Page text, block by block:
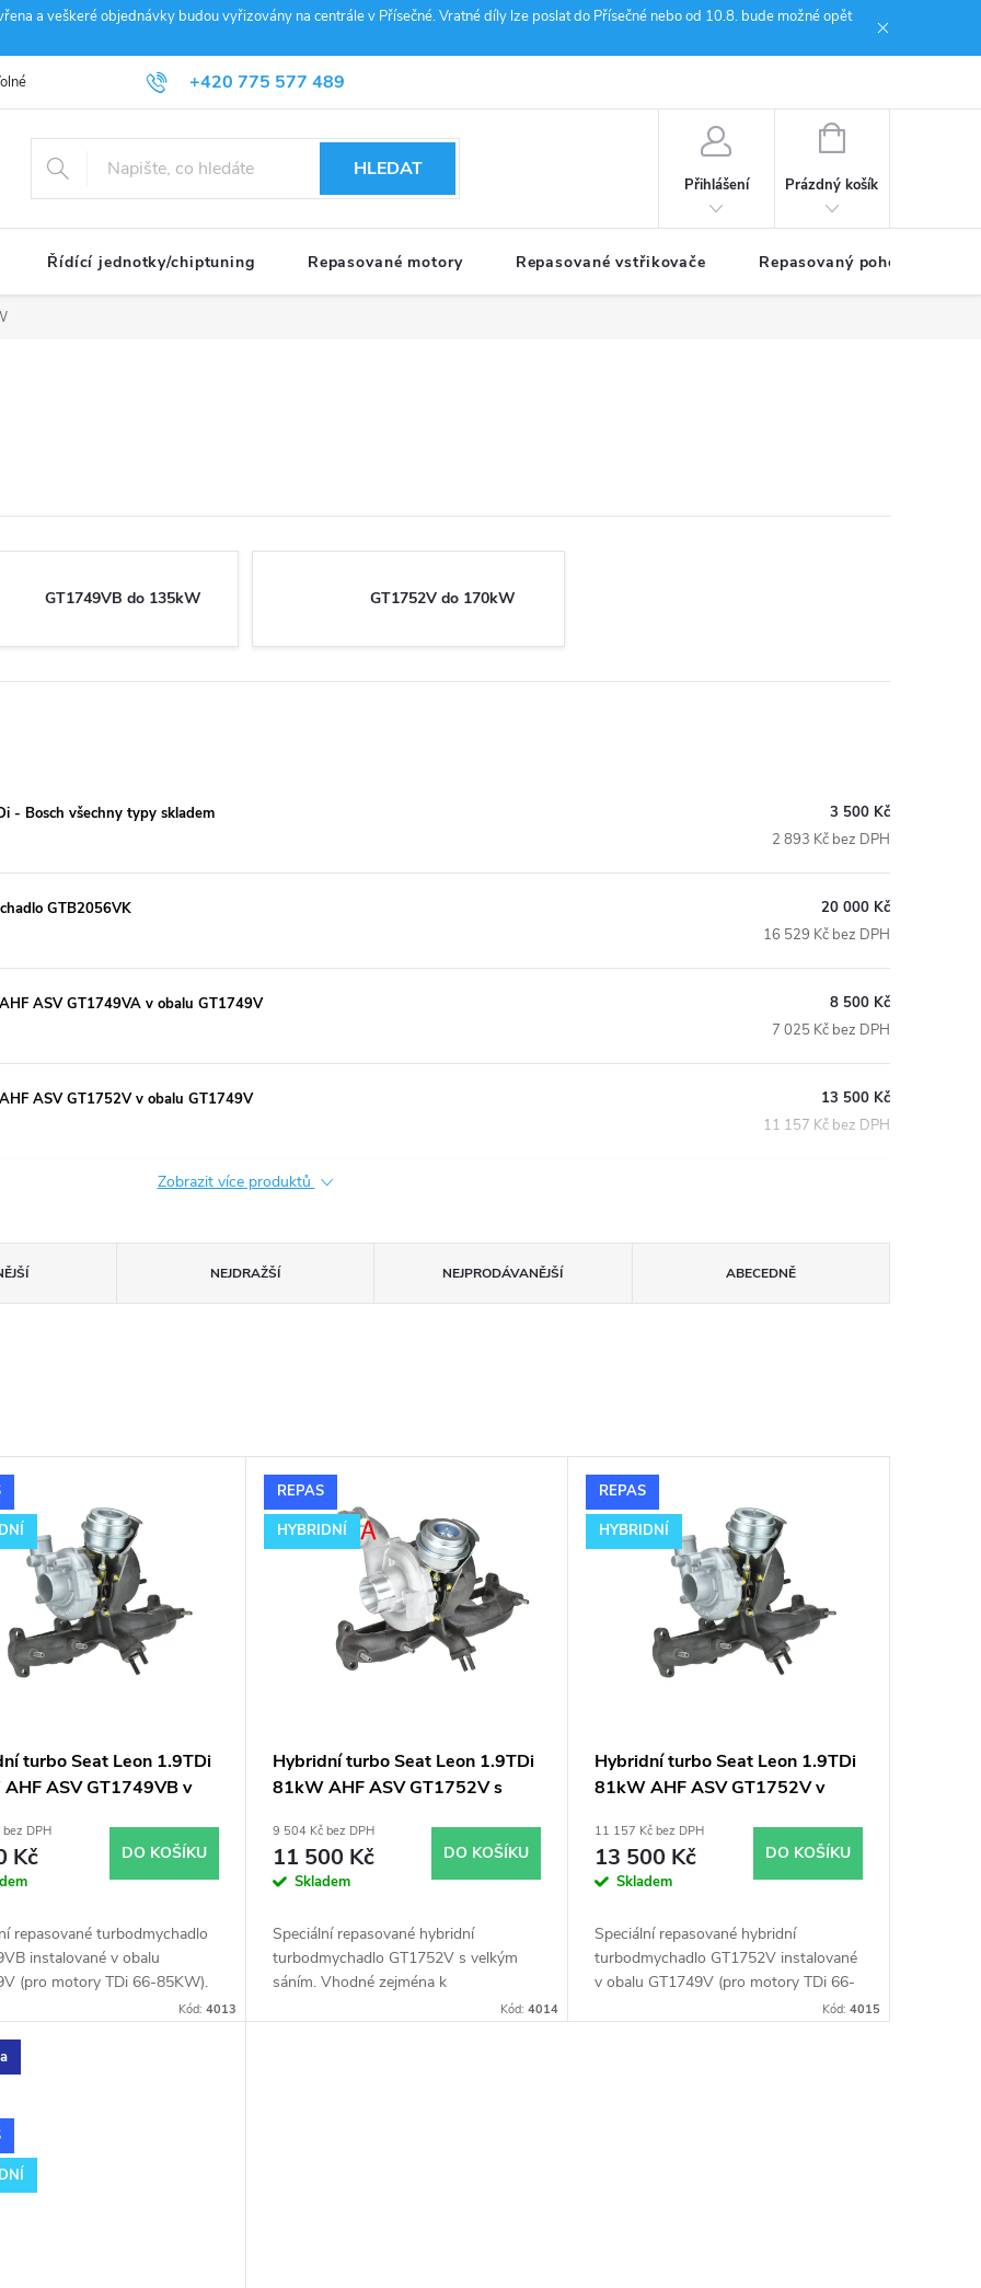
a veškeré objednávky budou vyřizovány na centrále v Přísečné. Vratné díly lze poslat do Přísečné nebo od 10.8. bude možné opět
+420 775 577 489
info@janousek-motorsport.cz
pozice Obchodní podmínky Reklamace
HLEDAT
Přihlášení
NÁKUPNÍ
Prázdný košík
Řídící jednotky/chiptuning Repasované motory Repasované vstřikovače Repasovaný pohon TDM
GT1749VB do 135kW GT1752V do 170kW
- Bosch všechny typy skladem
3 500 Kč
2 893 Kč bez DPH
GTB2056VK
20 000 Kč
16 529 Kč bez DPH
ASV GT1749VA v obalu GT1749V
8 500 Kč
7 025 Kč bez DPH
ASV GT1752V v obalu GT1749V
13 500 Kč
11 157 Kč bez DPH
Zobrazit více produktů
NEJDRAŽŠÍ NEJPRODÁVANĚJŠÍ ABECEDNĚ
turbo Seat Leon 1.9TDi
ASV GT1749VB v
DPH
Kč DO KOŠÍKU
repasované turbodmychadlo
instalované v obalu
(pro motory TDi 66-85KW).
1.9TDi 81kW AHF ASV.
Kód: 4013
REPAS
HYBRIDNÍ
Hybridní turbo Seat Leon 1.9TDi
81kW AHF ASV GT1752V s
9 504 Kč bez DPH
11 500 Kč
Skladem
DO KOŠÍKU
Speciální repasované hybridní
turbodmychadlo GT1752V s velkým
sáním. Vhodné zejména k
výkonnostním úpravám jako např.Kód: 4014
REPAS
HYBRIDNÍ
Hybridní turbo Seat Leon 1.9TDi
81kW AHF ASV GT1752V v
11 157 Kč bez DPH
13 500 Kč
Skladem
DO KOŠÍKU
Speciální repasované hybridní
turbodmychadlo GT1752V instalované
v obalu GT1749V (pro motory TDi 66-
Kód: 4015